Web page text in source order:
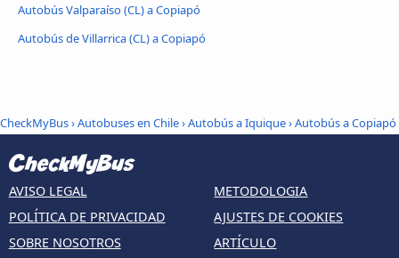
Autobús Valparaíso (CL) a Copiapó
Autobús de Villarrica (CL) a Copiapó
CheckMyBus›Autobuses en Chile›Autobús a Iquique›Autobús a Copiapó
AVISO LEGAL
POLÍTICA DE PRIVACIDAD
SOBRE NOSOTROS
METODOLOGIA
AJUSTES DE COOKIES
ARTÍCULO